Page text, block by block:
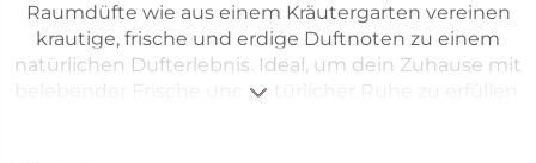
Raumdüfte wie aus einem Kräutergarten vereinen
krautige, frische und erdige Duftnoten zu einem
natürlichen Dufterlebnis. Ideal, um dein Zuhause mit
belebender Frische und natürlicher Ruhe zu erfüllen.